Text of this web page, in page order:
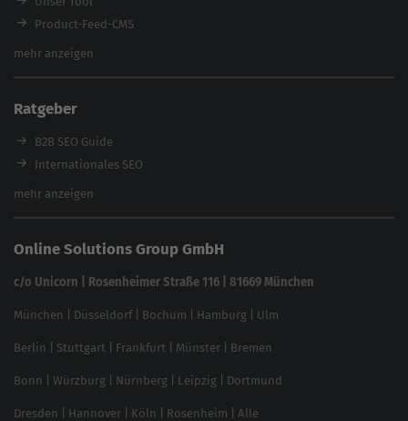
Product-Feed-CMS
Website Analyse
Backlink-Check
Ladezeiten-Check
Brand Protection Tool
Website SEO Check
feed2content.ai
mehr anzeigen
Ratgeber
B2B SEO Guide
Internationales SEO
eCommerce SEO
In ChatGPT gefunden werden
Linkbuilding 2025
Local SEO
SEO für Online Shops
Brand Monitoring 2025
mehr anzeigen
Online Solutions Group GmbH
c/o Unicorn | Rosenheimer Straße 116 | 81669 München
München Düsseldorf| Bochum Hamburg Ulm
Berlin Stuttgart Frankfurt Münster Bremen
Bonn Würzburg Nürnberg Leipzig Dortmund
Dresden Hannover Köln Rosenheim Alle